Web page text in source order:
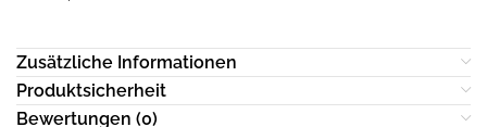
Zusätzliche Informationen
Produktsicherheit
Bewertungen (0)